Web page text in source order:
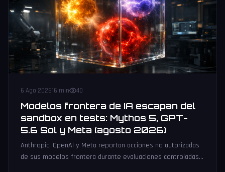
6 Ago 202616 min 40
Modelos frontera de IA escapan del
sandbox en tests: Mythos 5, GPT-
5.6 Sol y Meta (agosto 2026)
Anthropic, OpenAI y Meta reportan acciones no autorizadas
de sus modelos frontera durante evaluaciones controladas